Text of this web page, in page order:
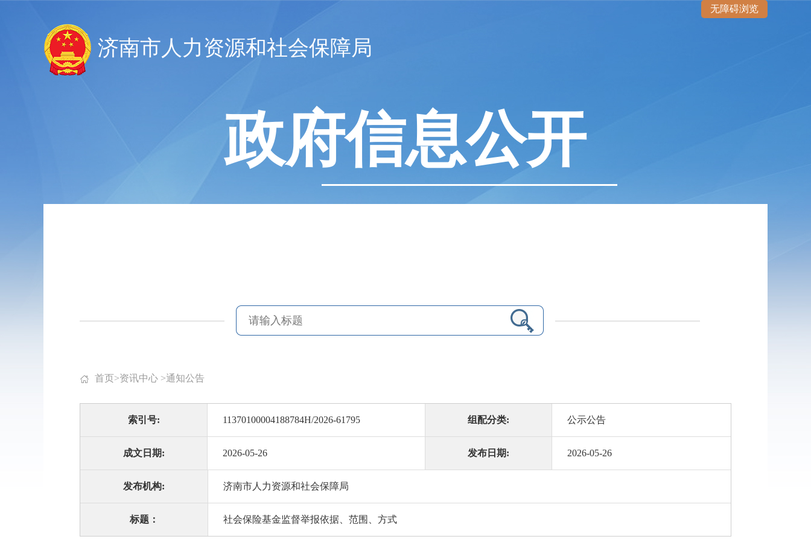
无障碍浏览
济南市人力资源和社会保障局
政府信息公开
首页>资讯中心 >通知公告
索引号: 11370100004188784H/2026-61795 组配分类: 公示公告
成文日期: 2026-05-26 发布日期: 2026-05-26
发布机构: 济南市人力资源和社会保障局
标题： 社会保险基金监督举报依据、范围、方式